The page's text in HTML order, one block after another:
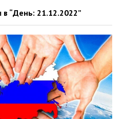
“День: 21.12.2022”